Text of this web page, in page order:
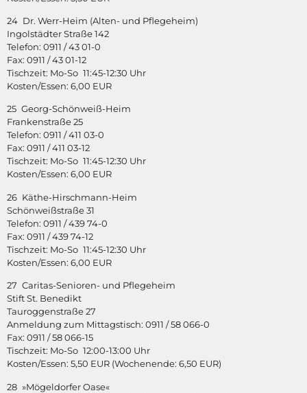
24 Dr. Werr-Heim (Alten- und Pflegeheim)
Ingolstädter Straße 142
Telefon: 0911 / 43 01-0
Fax: 0911 / 43 01-12
Tischzeit: Mo-So 11:45-12:30 Uhr
Kosten/Essen: 6,00 EUR
25 Georg-Schönweiß-Heim
Frankenstraße 25
Telefon: 0911 / 411 03-0
Fax: 0911 / 411 03-12
Tischzeit: Mo-So 11:45-12:30 Uhr
Kosten/Essen: 6,00 EUR
26 Käthe-Hirschmann-Heim
Schönweißstraße 31
Telefon: 0911 / 439 74-0
Fax: 0911 / 439 74-12
Tischzeit: Mo-So 11:45-12:30 Uhr
Kosten/Essen: 6,00 EUR
27 Caritas-Senioren- und Pflegeheim
Stift St. Benedikt
Tauroggenstraße 27
Anmeldung zum Mittagstisch: 0911 / 58 066-0
Fax: 0911 / 58 066-15
Tischzeit: Mo-So 12:00-13:00 Uhr
Kosten/Essen: 5,50 EUR (Wochenende: 6,50 EUR)
28 »Mögeldorfer Oase«